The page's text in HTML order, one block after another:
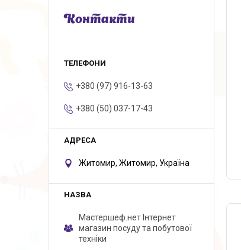
Контакти
+380 (97) 916-13-63
+380 (50) 037-17-43
Житомир, Житомир, Україна
Мастершеф.нет Iнтернет
магазин посуду та побутової
техніки